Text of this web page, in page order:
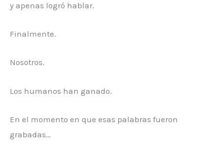
y apenas logró hablar.
Finalmente.
Nosotros.
Los humanos han ganado.
En el momento en que esas palabras fueron
grabadas…